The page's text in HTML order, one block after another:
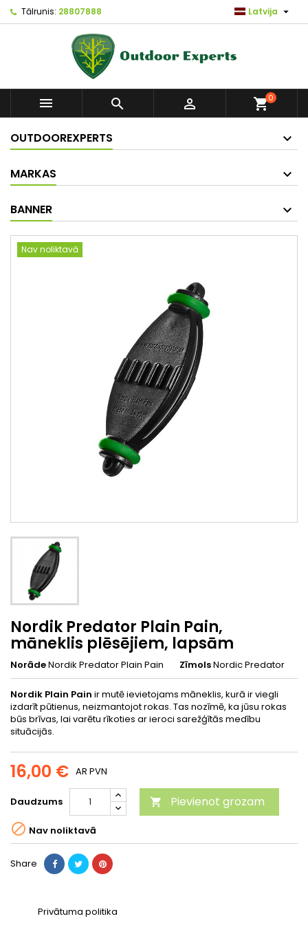
Tālrunis: 28807888 Latvija 
   shopping_cart0
OUTDOOREXPERTS
MARKAS
BANNER
Nav noliktavā
Nordik Predator Plain Pain,
māneklis plēsējiem, lapsām
NorādeNordik Predator Plain Pain ZīmolsNordic Predator
Nordik Plain Pain ir mutē ievietojams māneklis, kurā ir viegli
izdarīt pūtienus, neizmantojot rokas. Tas nozīmē, ka jūsu rokas
būs brīvas, lai varētu rīkoties ar ieroci sarežģītās medību
situācijās.
16,00 € AR PVN
Daudzums  Pievienot grozam
 Nav noliktavā
Share
Privātuma politika